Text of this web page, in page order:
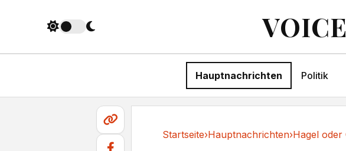
Hauptnachrichten Politik
Startseite›Hauptnachrichten›